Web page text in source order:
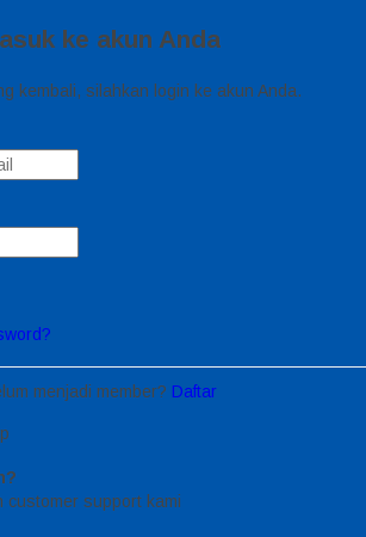
ke akun Anda
kembali, silahkan login ke akun Anda.
menjadi member? Daftar
customer support kami